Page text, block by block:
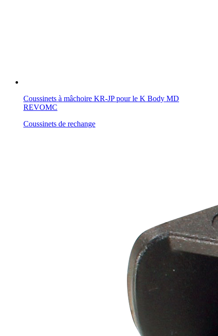
Coussinets à mâchoire KR-JP pour le K Body MD
REVOMC
Coussinets de rechange